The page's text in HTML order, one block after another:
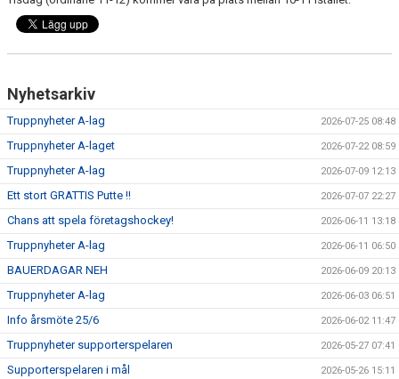
BOKA LOGE OCH MAT
BILJETTER
A-LAGETS MATCHER 25/26
KLUBBPROFIL
Nyhetsarkiv
Truppnyheter A-lag 2026-07-25 08:48
Truppnyheter A-laget 2026-07-22 08:59
Truppnyheter A-lag 2026-07-09 12:13
Ett stort GRATTIS Putte !! 2026-07-07 22:27
Chans att spela företagshockey! 2026-06-11 13:18
Truppnyheter A-lag 2026-06-11 06:50
BAUERDAGAR NEH 2026-06-09 20:13
Truppnyheter A-lag 2026-06-03 06:51
Info årsmöte 25/6 2026-06-02 11:47
Truppnyheter supporterspelaren 2026-05-27 07:41
Supporterspelaren i mål 2026-05-26 15:11